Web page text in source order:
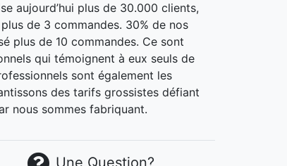
aujourd’hui plus de 30.000 clients,
de 3 commandes. 30% de nos
plus de 10 commandes. Ce sont
qui témoignent à eux seuls de
sont également les
des tarifs grossistes défiant
nous sommes fabriquant.